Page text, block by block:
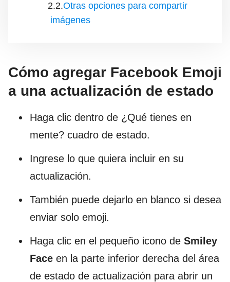
Otras opciones para compartir
imágenes
Cómo agregar Facebook Emoji
a una actualización de estado
Haga clic dentro de ¿Qué tienes en
mente? cuadro de estado.
Ingrese lo que quiera incluir en su
actualización.
También puede dejarlo en blanco si desea
enviar solo emoji.
Haga clic en el pequeño icono de Smiley
Face en la parte inferior derecha del área
de estado de actualización para abrir un